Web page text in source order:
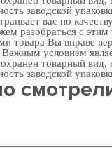
заводской
вас по
разобраться с
товара Вы вправе
условием
товарный вид,
заводской